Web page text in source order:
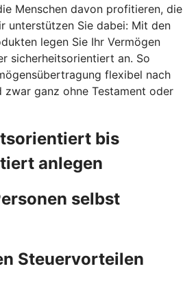
Menschen davon profitieren, die
unterstützen Sie dabei: Mit den
legen Sie Ihr Vermögen
sicherheitsorientiert an. So
flexibel nach
zwar ganz ohne Testament oder
bis
anlegen
selbst
Steuervorteilen